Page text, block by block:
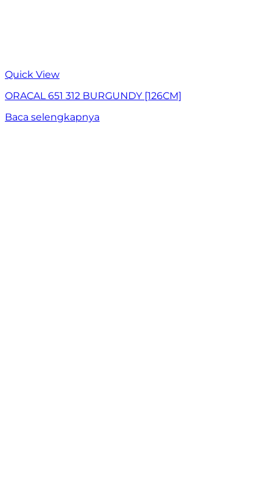
Quick View
ORACAL 651 312 BURGUNDY [126CM]
Baca selengkapnya